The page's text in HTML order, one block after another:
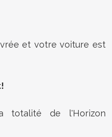
et votre voiture est
totalité de l'Horizon